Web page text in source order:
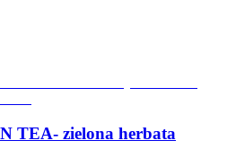
TEA- zielona herbata